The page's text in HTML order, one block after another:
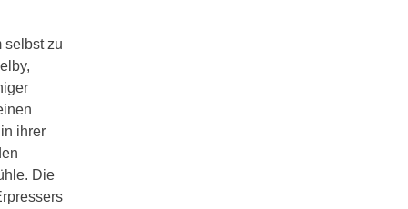
selbst zu
ihrer
Die